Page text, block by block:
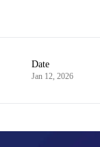
Date
Jan 12, 2026